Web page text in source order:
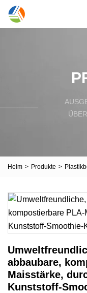
Heim > Produkte >
abbaubare,
Maisstärke,
Kunststoff-